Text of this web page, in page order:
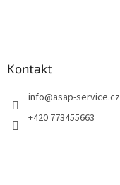
Kontakt
info@asap-service.cz
+420 773455663